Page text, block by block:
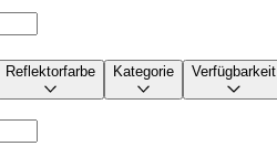
Reflektorfarbe Kategorie Verfügbarkeit